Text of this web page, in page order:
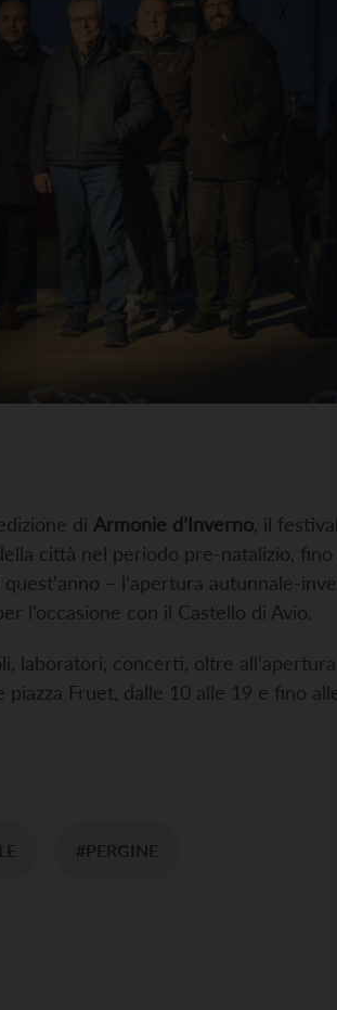
di Armonie d’Inverno , il
città nel periodo pre-natalizio, fino
– l’apertura autunnale-
l’occasione con il Castello di Avio.
laboratori, concerti, oltre
piazza Fruet, dalle 10 alle 19 e fino
#PERGINE